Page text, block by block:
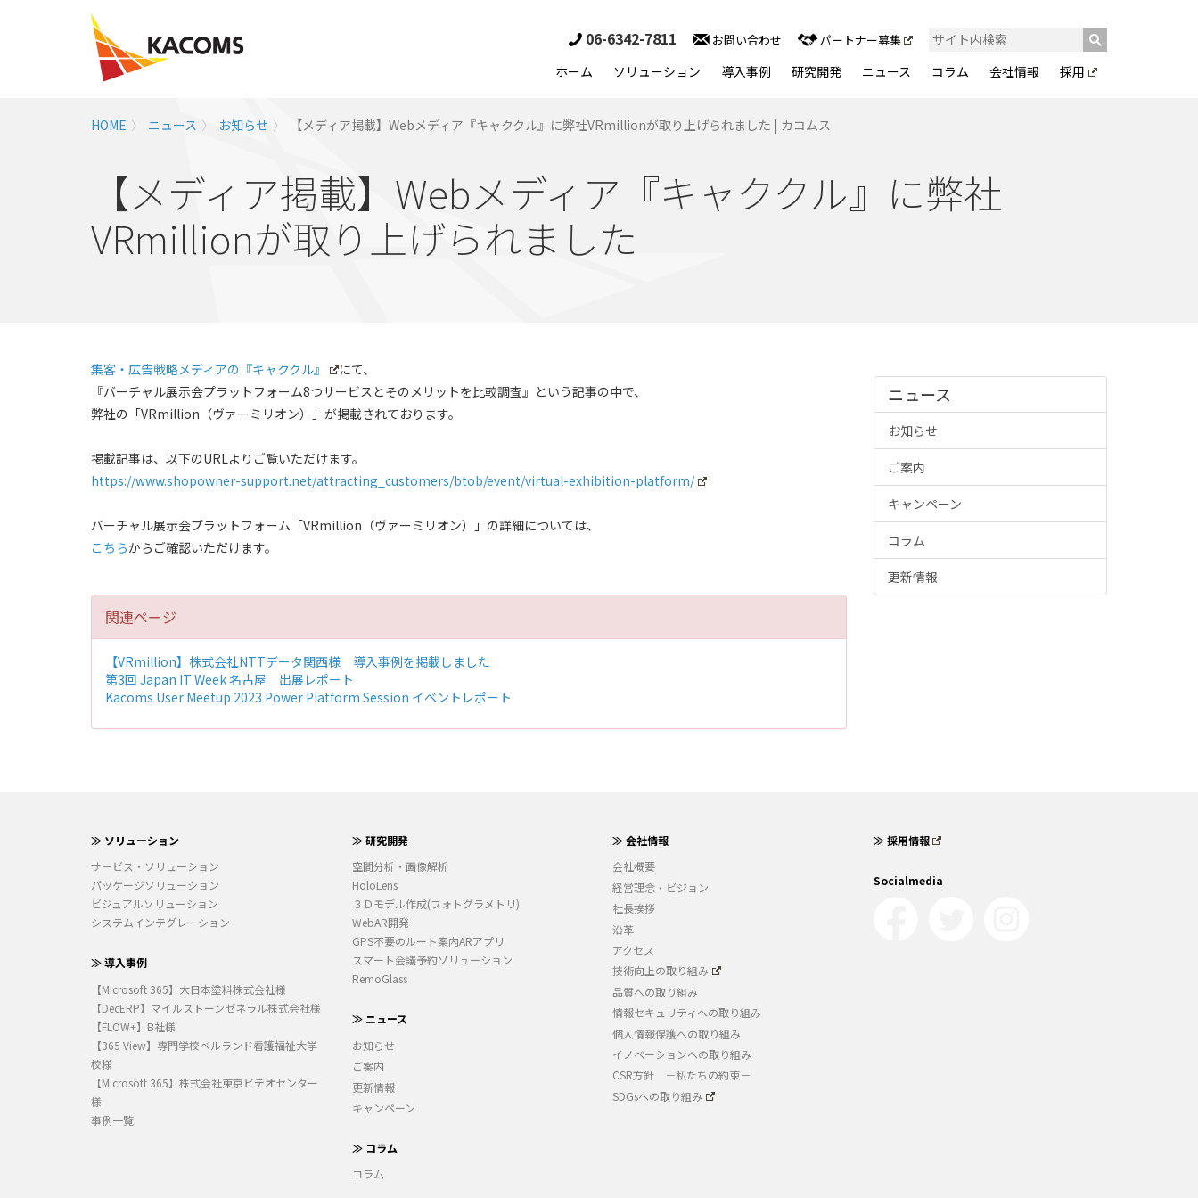
ホーム ソリューション 導入事例 研究開発 ニュース コラム 会社情報 採用
06-6342-7811 お問い合わせ パートナー募集
HOME ニュース お知らせ 【メディア掲載】Webメディア『キャククル』に弊社VRmillionが取り上げられました | カコムス
【メディア掲載】Webメディア『キャククル』に弊社
VRmillionが取り上げられました
集客・広告戦略メディアの『キャククル』
にて、
『バーチャル展示会プラットフォーム8つサービスとそのメリットを比較調査』という記事の中で、
弊社の「VRmillion（ヴァーミリオン）」が掲載されております。
掲載記事は、以下のURLよりご覧いただけます。
https://www.shopowner-support.net/attracting_customers/btob/event/virtual-exhibition-platform/
バーチャル展示会プラットフォーム「VRmillion（ヴァーミリオン）」の詳細については、
こちらからご確認いただけます。
関連ページ
【VRmillion】株式会社NTTデータ関西様 導入事例を掲載しました
第3回 Japan IT Week 名古屋 出展レポート
Kacoms User Meetup 2023 Power Platform Session イベントレポート
ニュース
お知らせ
ご案内
キャンペーン
コラム
更新情報
≫ ソリューション
サービス・ソリューション
パッケージソリューション
ビジュアルソリューション
システムインテグレーション
≫ 導入事例
【Microsoft 365】大日本塗料株式会社様
【DecERP】マイルストーンゼネラル株式会社様
【FLOW+】B社様
【365 View】専門学校ベルランド看護福祉大学
校様
【Microsoft 365】株式会社東京ビデオセンター
様
事例一覧
≫ 研究開発
空間分析・画像解析
HoloLens
３Ｄモデル作成(フォトグラメトリ)
WebAR開発
GPS不要のルート案内ARアプリ
スマート会議予約ソリューション
RemoGlass
≫ ニュース
お知らせ
ご案内
更新情報
キャンペーン
≫ コラム
コラム
≫ 会社情報
会社概要
経営理念・ビジョン
社長挨拶
沿革
アクセス
技術向上の取り組み
品質への取り組み
情報セキュリティへの取り組み
個人情報保護への取り組み
イノベーションへの取り組み
CSR方針 －私たちの約束－
SDGsへの取り組み
≫ 採用情報
Socialmedia